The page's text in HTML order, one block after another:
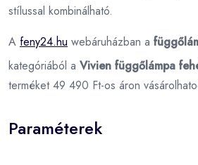
stílussal kombinálható.
A feny24.hu webáruházban a
kategóriából a Vivien függőlámpa
terméket 49 490 Ft-os áron
Paraméterek